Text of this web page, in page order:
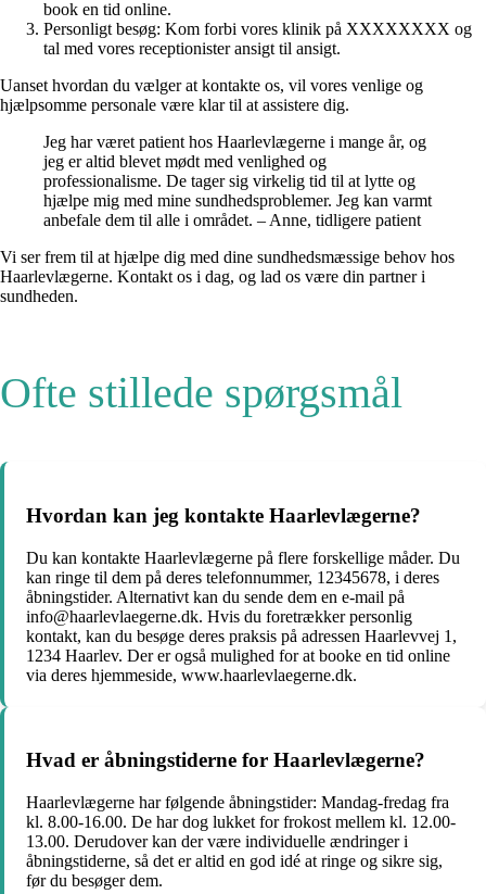
book en tid online.
Personligt besøg: Kom forbi vores klinik på XXXXXXXX og
tal med vores receptionister ansigt til ansigt.
Uanset hvordan du vælger at kontakte os, vil vores venlige og
hjælpsomme personale være klar til at assistere dig.
Jeg har været patient hos Haarlevlægerne i mange år, og
jeg er altid blevet mødt med venlighed og
professionalisme. De tager sig virkelig tid til at lytte og
hjælpe mig med mine sundhedsproblemer. Jeg kan varmt
anbefale dem til alle i området. – Anne, tidligere patient
Vi ser frem til at hjælpe dig med dine sundhedsmæssige behov hos
Haarlevlægerne. Kontakt os i dag, og lad os være din partner i
sundheden.
Ofte stillede spørgsmål
Hvordan kan jeg kontakte Haarlevlægerne?
Du kan kontakte Haarlevlægerne på flere forskellige måder. Du
kan ringe til dem på deres telefonnummer, 12345678, i deres
åbningstider. Alternativt kan du sende dem en e-mail på
info@haarlevlaegerne.dk. Hvis du foretrækker personlig
kontakt, kan du besøge deres praksis på adressen Haarlevvej 1,
1234 Haarlev. Der er også mulighed for at booke en tid online
via deres hjemmeside, www.haarlevlaegerne.dk.
Hvad er åbningstiderne for Haarlevlægerne?
Haarlevlægerne har følgende åbningstider: Mandag-fredag fra
kl. 8.00-16.00. De har dog lukket for frokost mellem kl. 12.00-
13.00. Derudover kan der være individuelle ændringer i
åbningstiderne, så det er altid en god idé at ringe og sikre sig,
før du besøger dem.